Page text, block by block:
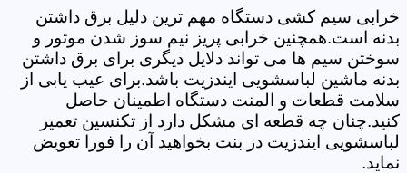
خرابی سیم کشی دستگاه مهم ترین دلیل برق داشتن
بدنه است.همچنین خرابی پریز نیم سوز شدن موتور و
سوختن سیم ها می تواند دلایل دیگری برای برق داشتن
بدنه ماشین لباسشویی ایندزیت باشد.برای عیب یابی از
سلامت قطعات و المنت دستگاه اطمینان حاصل
کنید.چنان چه قطعه ای مشکل دارد از تکنسین تعمیر
لباسشویی ایندزیت در بنت بخواهید آن را فورا تعویض
نماید.